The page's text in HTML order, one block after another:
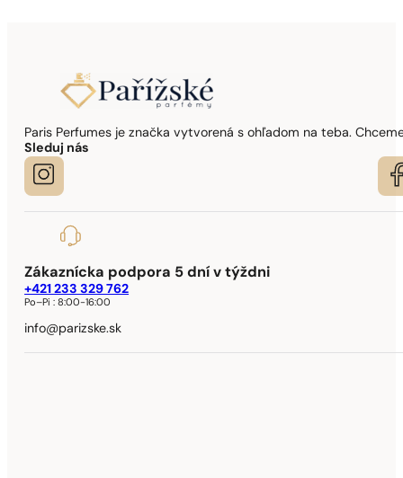
Paris Perfumes je značka vytvorená s ohľadom na teba.
Sleduj nás
Zákaznícka podpora 5 dní v týždni
+421 233 329 762
Po–Pi :8:00-16:00
info@parizske.sk